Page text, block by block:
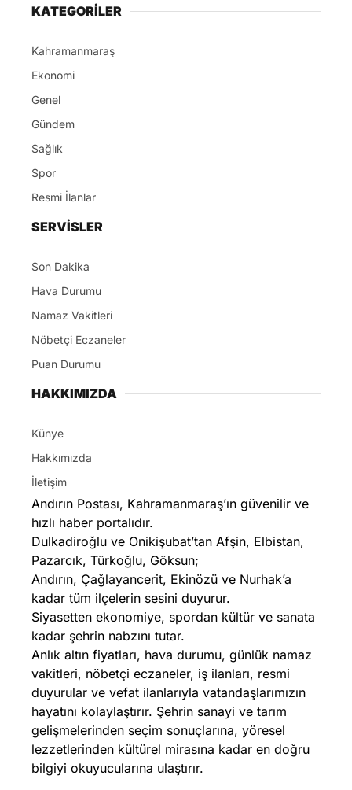
KATEGORİLER
Kahramanmaraş
Ekonomi
Genel
Gündem
Sağlık
Spor
Resmi İlanlar
SERVİSLER
Son Dakika
Hava Durumu
Namaz Vakitleri
Nöbetçi Eczaneler
Puan Durumu
HAKKIMIZDA
Künye
Hakkımızda
İletişim
Andırın Postası, Kahramanmaraş’ın güvenilir ve
hızlı haber portalıdır.
Dulkadiroğlu ve Onikişubat’tan Afşin, Elbistan,
Pazarcık, Türkoğlu, Göksun;
Andırın, Çağlayancerit, Ekinözü ve Nurhak’a
kadar tüm ilçelerin sesini duyurur.
Siyasetten ekonomiye, spordan kültür ve sanata
kadar şehrin nabzını tutar.
Anlık altın fiyatları, hava durumu, günlük namaz
vakitleri, nöbetçi eczaneler, iş ilanları, resmi
duyurular ve vefat ilanlarıyla vatandaşlarımızın
hayatını kolaylaştırır. Şehrin sanayi ve tarım
gelişmelerinden seçim sonuçlarına, yöresel
lezzetlerinden kültürel mirasına kadar en doğru
bilgiyi okuyucularına ulaştırır.